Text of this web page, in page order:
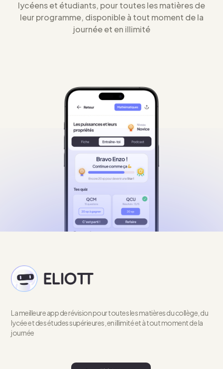
lycéens et étudiants, pour toutes les matières de
leur programme, disponible à tout moment de la
journée et en illimité
La meilleure app de révision pour toutes les matières du collège, du
lycée et des études supérieures, en illimité et à tout moment de la
journée